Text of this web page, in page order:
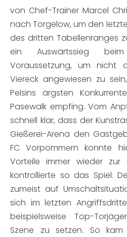
von Chef-Trainer Marcel
nach Torgelow, um den
des dritten Tabellenranges
ein Auswärtssieg
Voraussetzung, um nicht
Viereck angewiesen zu
Pelsins ärgsten
Pasewalk empfing. Vom
schnell klar, dass der
Gießerei-Arena den
FC Vorpommern konnte
Vorteile immer wieder
kontrollierte so das Spiel.
zumeist auf
sich im letzten
beispielsweise Top-
Szene zu setzen. So